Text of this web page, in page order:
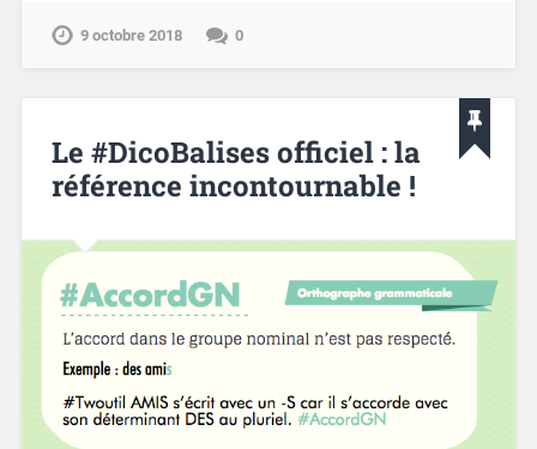
9 octobre 2018 0
Le #DicoBalises officiel : la
référence incontournable !